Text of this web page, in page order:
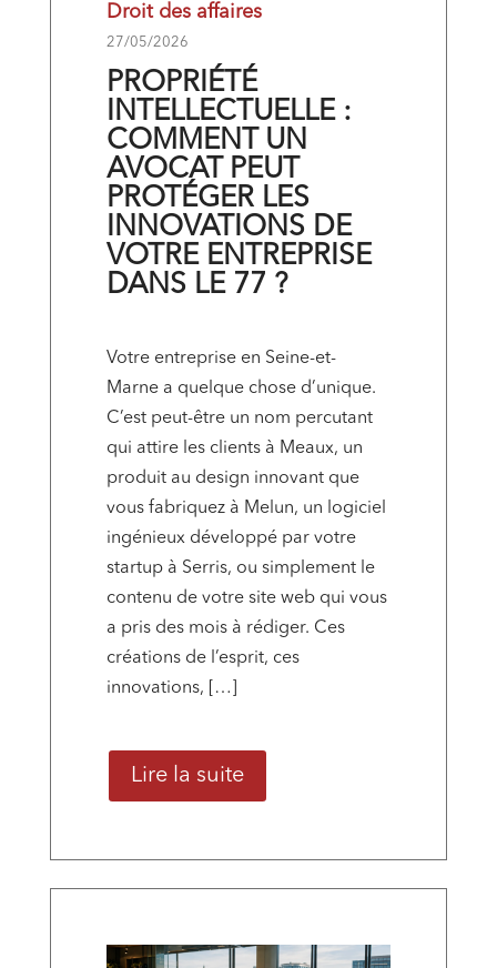
Droit des affaires
27/05/2026
PROPRIÉTÉ
INTELLECTUELLE :
COMMENT UN
AVOCAT PEUT
PROTÉGER LES
INNOVATIONS DE
VOTRE ENTREPRISE
DANS LE 77 ?
Votre entreprise en Seine-et-
Marne a quelque chose d’unique.
C’est peut-être un nom percutant
qui attire les clients à Meaux, un
produit au design innovant que
vous fabriquez à Melun, un logiciel
ingénieux développé par votre
startup à Serris, ou simplement le
contenu de votre site web qui vous
a pris des mois à rédiger. Ces
créations de l’esprit, ces
innovations, […]
Lire la suite